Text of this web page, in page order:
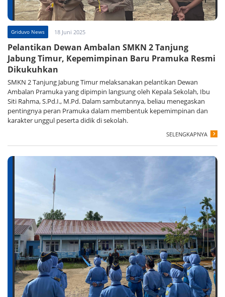
Griduvo News 18 Juni 2025
Pelantikan Dewan Ambalan SMKN 2 Tanjung
Jabung Timur, Kepemimpinan Baru Pramuka Resmi
Dikukuhkan
SMKN 2 Tanjung Jabung Timur melaksanakan pelantikan Dewan
Ambalan Pramuka yang dipimpin langsung oleh Kepala Sekolah, Ibu
Siti Rahma, S.Pd.I., M.Pd. Dalam sambutannya, beliau menegaskan
pentingnya peran Pramuka dalam membentuk kepemimpinan dan
karakter unggul peserta didik di sekolah.
SELENGKAPNYA